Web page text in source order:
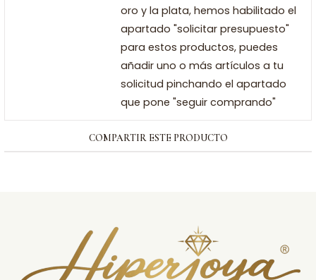
oro y la plata, hemos habilitado el
apartado "solicitar presupuesto"
para estos productos, puedes
añadir uno o más artículos a tu
solicitud pinchando el apartado
que pone "seguir comprando"
COMPARTIR ESTE PRODUCTO